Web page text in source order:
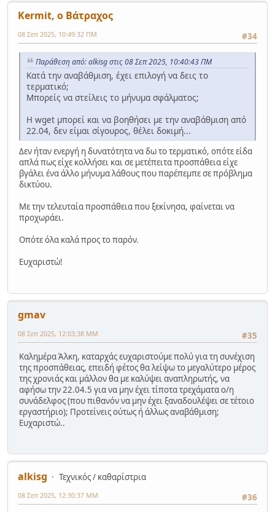
Kermit, ο Βάτραχος
#34
08 Σεπ 2025, 10:49:32 ΠΜ
Παράθεση από: alkisg στις 08 Σεπ 2025, 10:40:43 ΠΜ
Κατά την αναβάθμιση, έχει επιλογή να δεις το
τερματικό;
Μπορείς να στείλεις το μήνυμα σφάλματος;
Η wget μπορεί και να βοηθήσει με την αναβάθμιση από
22.04, δεν είμαι σίγουρος, θέλει δοκιμή...
Δεν ήταν ενεργή η δυνατότητα να δω το τερματικό, οπότε είδα
απλά πως είχε κολλήσει και σε μετέπειτα προσπάθεια είχε
βγάλει ένα άλλο μήνυμα λάθους που παρέπεμπε σε πρόβλημα
δικτύου.
Με την τελευταία προσπάθεια που ξεκίνησα, φαίνεται να
προχωράει.
Οπότε όλα καλά προς το παρόν.
Ευχαριστώ!
gmav
#35
08 Σεπ 2025, 12:03:38 ΜΜ
Καλημέρα Άλκη, καταρχάς ευχαριστούμε πολύ για τη συνέχιση
της προσπάθειας, επειδή φέτος θα λείψω το μεγαλύτερο μέρος
της χρονιάς και μάλλον θα με καλύψει αναπληρωτής, να
αφήσω την 22.04.5 για να μην έχει τίποτα τρεχάματα ο/η
συνάδελφος (που πιθανόν να μην έχει ξαναδουλέψει σε τέτοιο
εργαστήριο); Προτείνεις ούτως ή άλλως αναβάθμιση;
Ευχαριστώ..
alkisg
Τεχνικός / καθαρίστρια
#36
08 Σεπ 2025, 12:30:37 ΜΜ